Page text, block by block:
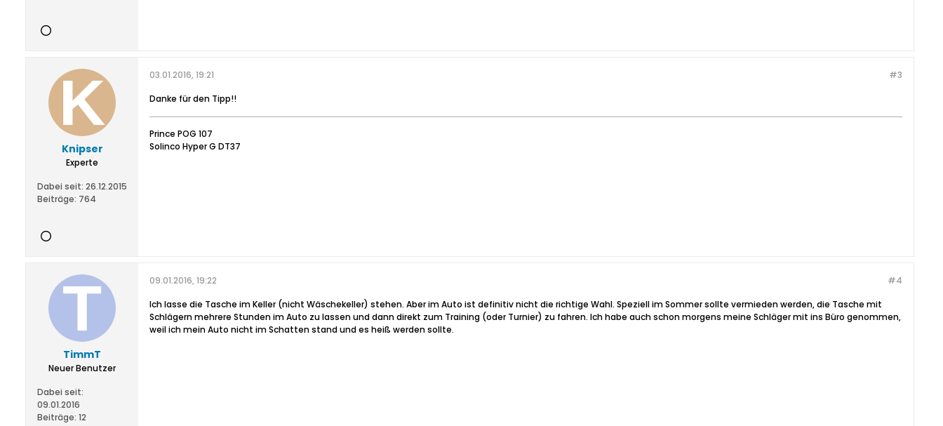
Knipser
Experte
Dabei seit: 26.12.2015
Beiträge: 764
#3
03.01.2016, 19:21
Danke für den Tipp!!
Prince POG 107
Solinco Hyper G DT37
TimmT
Neuer Benutzer
Dabei seit:
09.01.2016
Beiträge: 12
#4
09.01.2016, 19:22
Ich lasse die Tasche im Keller (nicht Wäschekeller) stehen. Aber im Auto ist definitiv nicht die richtige Wahl. Speziell im Sommer sollte vermieden werden, die Tasche mit
Schlägern mehrere Stunden im Auto zu lassen und dann direkt zum Training (oder Turnier) zu fahren. Ich habe auch schon morgens meine Schläger mit ins Büro genommen,
weil ich mein Auto nicht im Schatten stand und es heiß werden sollte.